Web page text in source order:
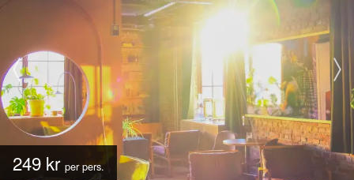
249 kr per pers.